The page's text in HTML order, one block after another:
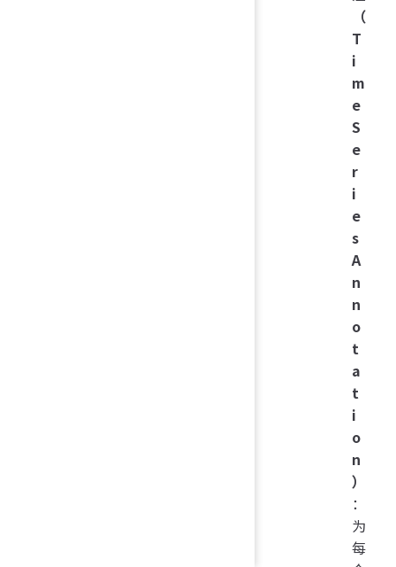
（
T
i
m
e
S
e
r
i
e
s
A
n
n
o
t
a
t
i
o
n
）
：
为
每